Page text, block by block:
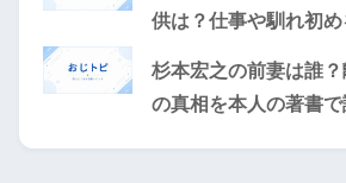
供は？仕事や馴れ初
杉本宏之の前妻は誰
の真相を本人の著書で